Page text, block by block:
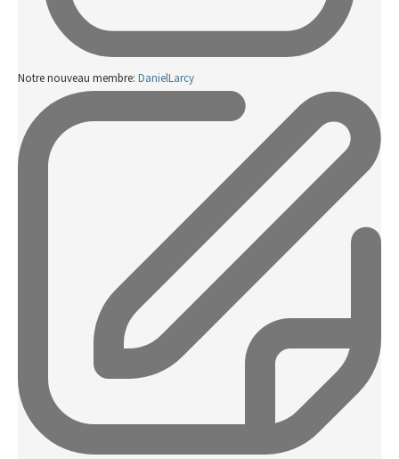
Notre nouveau membre: DanielLarcy